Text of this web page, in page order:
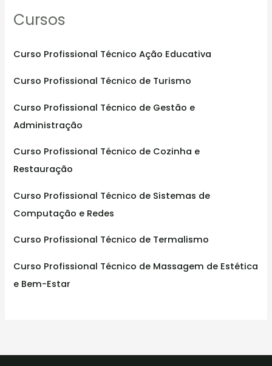
c
f
r
:
Cursos
Curso Profissional Técnico Ação Educativa
Curso Profissional Técnico de Turismo
Curso Profissional Técnico de Gestão e
Administração
Curso Profissional Técnico de Cozinha e
Restauração
Curso Profissional Técnico de Sistemas de
Computação e Redes
Curso Profissional Técnico de Termalismo
Curso Profissional Técnico de Massagem de Estética
e Bem-Estar